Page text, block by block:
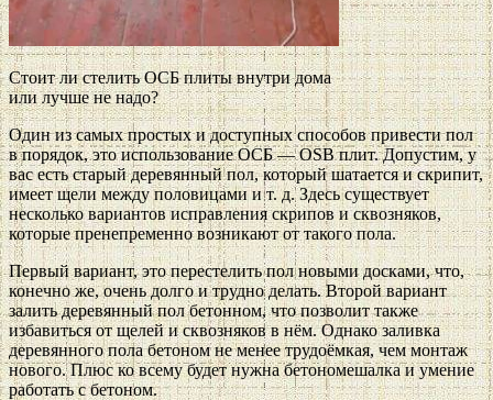
Стоит ли стелить ОСБ плиты внутри дома
или лучше не надо?
Один из самых простых и доступных способов привести пол
в порядок, это использование ОСБ — OSB плит. Допустим, у
вас есть старый деревянный пол, который шатается и скрипит,
имеет щели между половицами и т. д. Здесь существует
несколько вариантов исправления скрипов и сквозняков,
которые пренепременно возникают от такого пола.
Первый вариант, это перестелить пол новыми досками, что,
конечно же, очень долго и трудно делать. Второй вариант
залить деревянный пол бетонном, что позволит также
избавиться от щелей и сквозняков в нём. Однако заливка
деревянного пола бетоном не менее трудоёмкая, чем монтаж
нового. Плюс ко всему будет нужна бетономешалка и умение
работать с бетоном.